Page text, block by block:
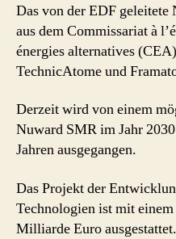
Das von der EDF
aus dem Commissariat à
énergies alternatives
TechnicAtome und
Derzeit wird von einem
Nuward SMR im Jahr
Jahren ausgegangen.
Das Projekt der
Technologien ist mit
Milliarde Euro ausgestattet.